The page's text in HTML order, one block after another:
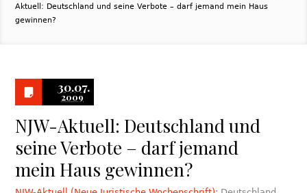
Aktuell: Deutschland und seine Verbote – darf jemand mein Haus
gewinnen?
30.07.
2009
NJW-Aktuell: Deutschland und
seine Verbote – darf jemand
mein Haus gewinnen?